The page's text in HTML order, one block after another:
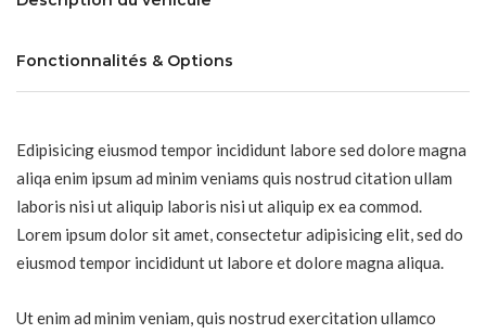
Fonctionnalités & Options
Edipisicing eiusmod tempor incididunt labore sed dolore magna
aliqa enim ipsum ad minim veniams quis nostrud citation ullam
laboris nisi ut aliquip laboris nisi ut aliquip ex ea commod.
Lorem ipsum dolor sit amet, consectetur adipisicing elit, sed do
eiusmod tempor incididunt ut labore et dolore magna aliqua.
Ut enim ad minim veniam, quis nostrud exercitation ullamco